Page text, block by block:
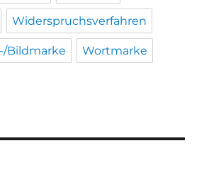
Widerspruchsverfahren
Bildmarke Wortmarke